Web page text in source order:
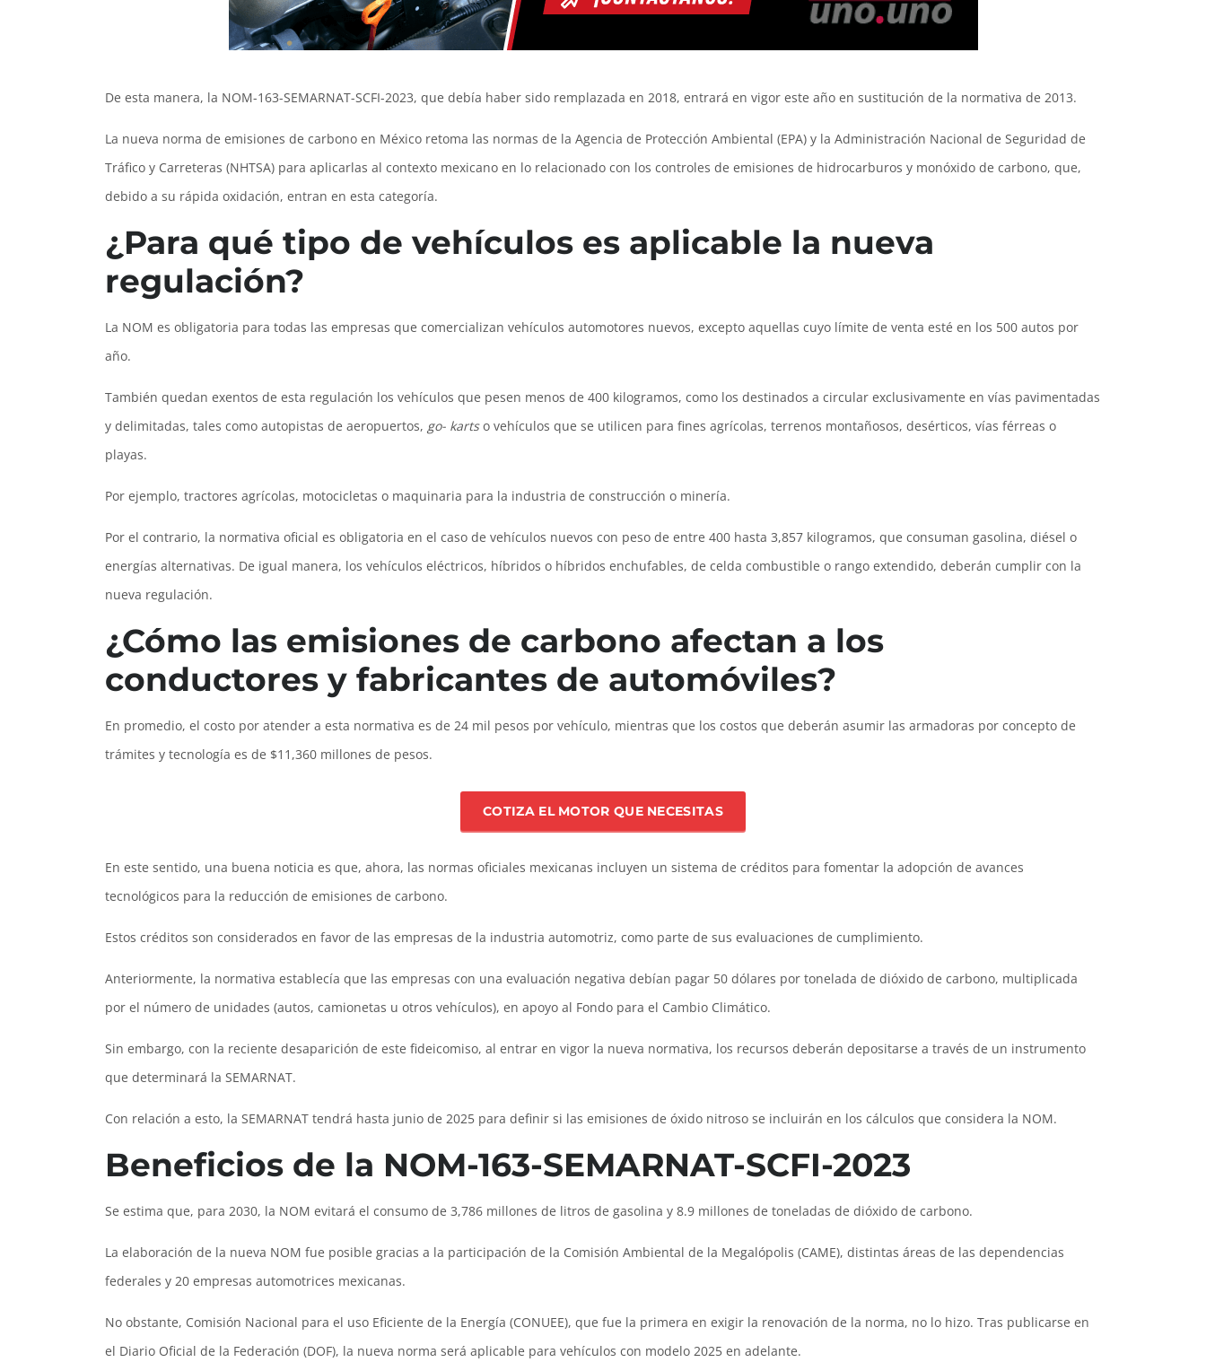
De esta manera, la NOM-163-SEMARNAT-SCFI-2023, que debía haber sido remplazada en 2018, entrará en vigor este año en sustitución de la normativa de 2013.
La nueva norma de emisiones de carbono en México retoma las normas de la Agencia de Protección Ambiental (EPA) y la Administración Nacional de Seguridad de
Tráfico y Carreteras (NHTSA) para aplicarlas al contexto mexicano en lo relacionado con los controles de emisiones de hidrocarburos y monóxido de carbono, que,
debido a su rápida oxidación, entran en esta categoría.
¿Para qué tipo de vehículos es aplicable la nueva
regulación?
La NOM es obligatoria para todas las empresas que comercializan vehículos automotores nuevos, excepto aquellas cuyo límite de venta esté en los 500 autos por
año.
También quedan exentos de esta regulación los vehículos que pesen menos de 400 kilogramos, como los destinados a circular exclusivamente en vías pavimentadas
y delimitadas, tales como autopistas de aeropuertos, go- kartso vehículos que se utilicen para fines agrícolas, terrenos montañosos, desérticos, vías férreas o
playas.
Por ejemplo, tractores agrícolas, motocicletas o maquinaria para la industria de construcción o minería.
Por el contrario, la normativa oficial es obligatoria en el caso de vehículos nuevos con peso de entre 400 hasta 3,857 kilogramos, que consuman gasolina, diésel o
energías alternativas. De igual manera, los vehículos eléctricos, híbridos o híbridos enchufables, de celda combustible o rango extendido, deberán cumplir con la
nueva regulación.
¿Cómo las emisiones de carbono afectan a los
conductores y fabricantes de automóviles?
En promedio, el costo por atender a esta normativa es de 24 mil pesos por vehículo, mientras que los costos que deberán asumir las armadoras por concepto de
trámites y tecnología es de $11,360 millones de pesos.
COTIZA EL MOTOR QUE NECESITAS
En este sentido, una buena noticia es que, ahora, las normas oficiales mexicanas incluyen un sistema de créditos para fomentar la adopción de avances
tecnológicos para la reducción de emisiones de carbono.
Estos créditos son considerados en favor de las empresas de la industria automotriz, como parte de sus evaluaciones de cumplimiento.
Anteriormente, la normativa establecía que las empresas con una evaluación negativa debían pagar 50 dólares por tonelada de dióxido de carbono, multiplicada
por el número de unidades (autos, camionetas u otros vehículos), en apoyo al Fondo para el Cambio Climático.
Sin embargo, con la reciente desaparición de este fideicomiso, al entrar en vigor la nueva normativa, los recursos deberán depositarse a través de un instrumento
que determinará la SEMARNAT.
Con relación a esto, la SEMARNAT tendrá hasta junio de 2025 para definir si las emisiones de óxido nitroso se incluirán en los cálculos que considera la NOM.
Beneficios de la NOM-163-SEMARNAT-SCFI-2023
Se estima que, para 2030, la NOM evitará el consumo de 3,786 millones de litros de gasolina y 8.9 millones de toneladas de dióxido de carbono.
La elaboración de la nueva NOM fue posible gracias a la participación de la Comisión Ambiental de la Megalópolis (CAME), distintas áreas de las dependencias
federales y 20 empresas automotrices mexicanas.
No obstante, Comisión Nacional para el uso Eficiente de la Energía (CONUEE), que fue la primera en exigir la renovación de la norma, no lo hizo. Tras publicarse en
el Diario Oficial de la Federación (DOF), la nueva norma será aplicable para vehículos con modelo 2025 en adelante.